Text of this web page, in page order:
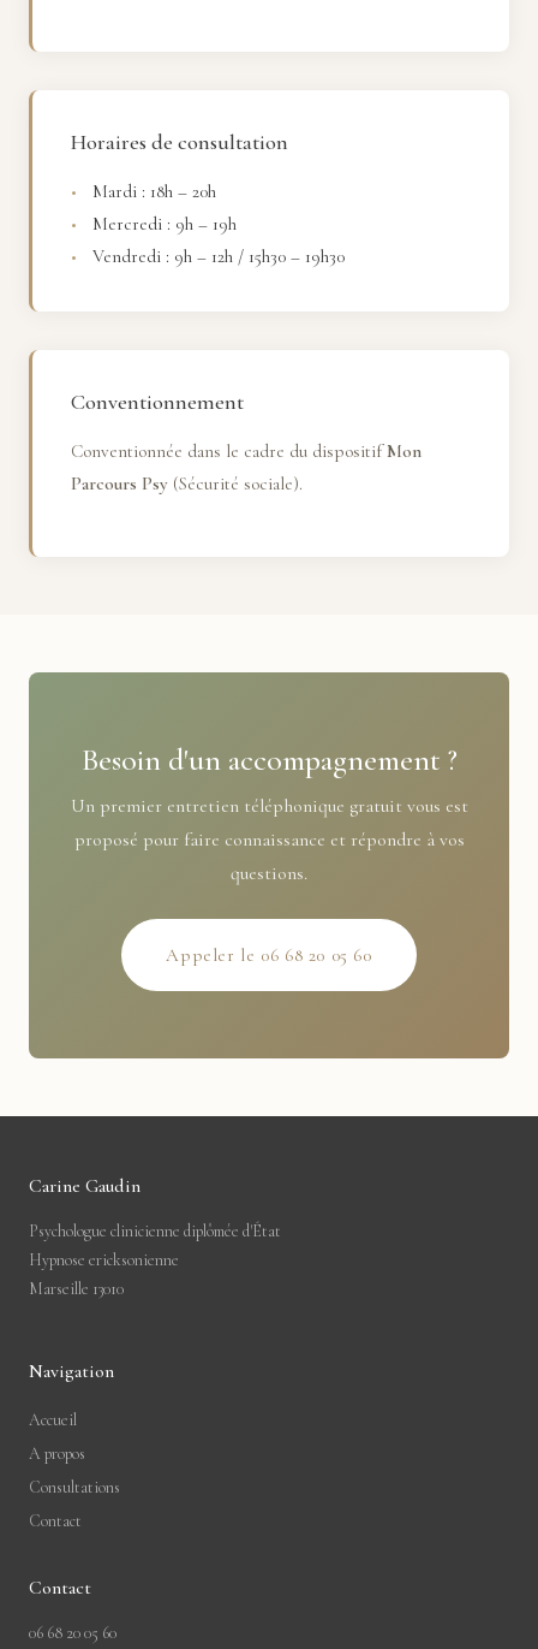
Horaires de consultation
Mardi : 18h – 20h
Mercredi : 9h – 19h
Vendredi : 9h – 12h / 15h30 – 19h30
Conventionnement
Conventionnée dans le cadre du dispositifMon
Parcours Psy (Sécurité sociale).
Besoin d'un accompagnement ?
Un premier entretien téléphonique gratuit vous est
proposé pour faire connaissance et répondre à vos
questions.
Appeler le 06 68 20 05 60
Carine Gaudin
Psychologue clinicienne diplômée d'État
Hypnose ericksonienne
Marseille 13010
Navigation
Accueil
A propos
Consultations
Contact
Contact
06 68 20 05 60